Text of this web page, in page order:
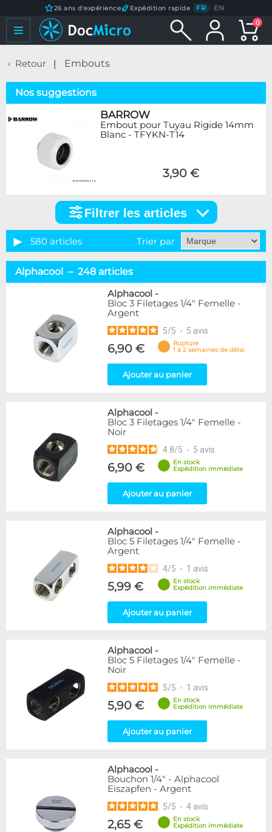
26 ans d'expérience Expédition rapide FR / EN
0
Retour Embouts
Nos suggestions
BARROW
Embout pour Tuyau Rigide 14mm
Blanc - TFYKN-T14
3,90 €
articles
Catégorie
Embouts tuyaux souples
Embouts tubes rigides
110
18
Adaptateurs
338
Marque
Alphacool
52
55
10
142
KooLance
Monsoon
9
Nanoxia
PrimoChill
9
31
216
Noir/Nickel
28
Or
1
Rouge
Vert
5
4
36
Plexi
2
Couleur
2
1
Coudé 90°
94
Raccord en Y
5
Filtrer les articles
580 articles Trier par
Alphacool – 248 articles
Alphacool -
Bloc 3 Filetages 1/4" Femelle -
Argent
5/5 - 5 avis
6,90 €
Rupture
1 à 2 semaines de délai
Ajouter au panier
Alphacool -
Bloc 3 Filetages 1/4" Femelle -
Noir
4.8/5 - 5 avis
6,90 €
En stock
Expédition immédiate
Ajouter au panier
Alphacool -
Bloc 5 Filetages 1/4" Femelle -
Argent
4/5 - 1 avis
5,99 €
En stock
Expédition immédiate
Ajouter au panier
Alphacool -
Bloc 5 Filetages 1/4" Femelle -
Noir
5/5 - 1 avis
5,90 €
En stock
Expédition immédiate
Ajouter au panier
Alphacool -
Bouchon 1/4" - Alphacool
Eiszapfen - Argent
5/5 - 4 avis
2,65 €
En stock
Expédition immédiate